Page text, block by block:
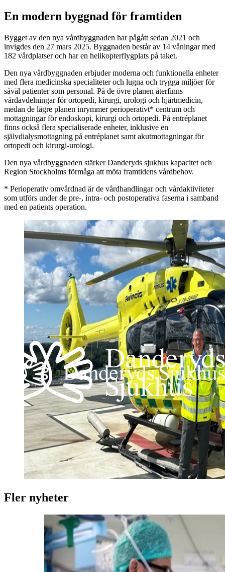
En modern byggnad för framtiden
Bygget av den nya vårdbyggnaden har pågått sedan 2021 och
invigdes den 27 mars 2025. Byggnaden består av 14 våningar med
182 vårdplatser och har en helikopterflygplats på taket.
Den nya vårdbyggnaden erbjuder moderna och funktionella enheter
med flera medicinska specialiteter och lugna och trygga miljöer för
såväl patienter som personal. På de övre planen återfinns
vårdavdelningar för ortopedi, kirurgi, urologi och hjärtmedicin,
medan de lägre planen inrymmer perioperativt* centrum och
mottagningar för endoskopi, kirurgi och ortopedi. På entréplanet
finns också flera specialiserade enheter, inklusive en
självdialysmottagning på entréplanet samt akutmottagningar för
ortopedi och kirurgi-urologi.
Den nya vårdbyggnaden stärker Danderyds sjukhus kapacitet och
Region Stockholms förmåga att möta framtidens vårdbehov.
* Perioperativ omvårdnad är de vårdhandlingar och vårdaktiviteter
som utförs under de pre-, intra- och postoperativa faserna i samband
med en patients operation.
Fler nyheter